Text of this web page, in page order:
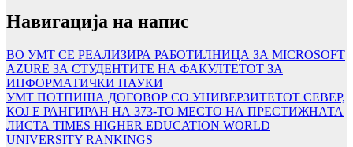
Навигација на напис
ВО УМТ СЕ РЕАЛИЗИРА РАБОТИЛНИЦА ЗА MICROSOFT
AZURE ЗА СТУДЕНТИТЕ НА ФАКУЛТЕТОТ ЗА
ИНФОРМАТИЧКИ НАУКИ
УMТ ПОТПИША ДОГОВОР СО УНИВЕРЗИТЕТОТ СЕВЕР,
КОЈ Е РАНГИРАН НА 373-ТО МЕСТО НА ПРЕСТИЖНАТА
ЛИСТА TIMES HIGHER EDUCATION WORLD
UNIVERSITY RANKINGS